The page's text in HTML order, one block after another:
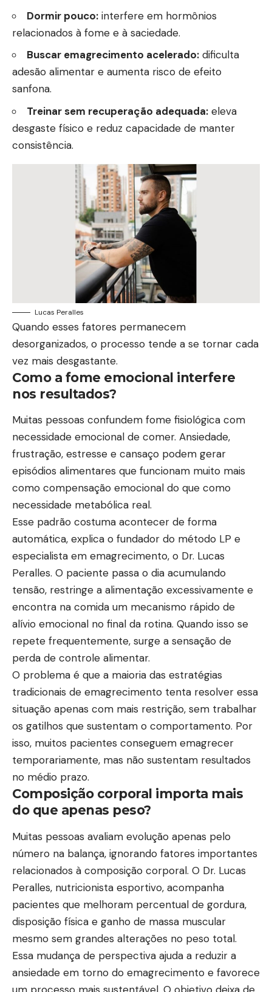
Dormir pouco: interfere em hormônios
relacionados à fome e à saciedade.
Buscar emagrecimento acelerado: dificulta
adesão alimentar e aumenta risco de efeito
sanfona.
Treinar sem recuperação adequada: eleva
desgaste físico e reduz capacidade de manter
consistência.
Lucas Peralles
Quando esses fatores permanecem
desorganizados, o processo tende a se tornar cada
vez mais desgastante.
Como a fome emocional interfere
nos resultados?
Muitas pessoas confundem fome fisiológica com
necessidade emocional de comer. Ansiedade,
frustração, estresse e cansaço podem gerar
episódios alimentares que funcionam muito mais
como compensação emocional do que como
necessidade metabólica real.
Esse padrão costuma acontecer de forma
automática, explica o fundador do método LP e
especialista em emagrecimento, o Dr. Lucas
Peralles. O paciente passa o dia acumulando
tensão, restringe a alimentação excessivamente e
encontra na comida um mecanismo rápido de
alívio emocional no final da rotina. Quando isso se
repete frequentemente, surge a sensação de
perda de controle alimentar.
O problema é que a maioria das estratégias
tradicionais de emagrecimento tenta resolver essa
situação apenas com mais restrição, sem trabalhar
os gatilhos que sustentam o comportamento. Por
isso, muitos pacientes conseguem emagrecer
temporariamente, mas não sustentam resultados
no médio prazo.
Composição corporal importa mais
do que apenas peso?
Muitas pessoas avaliam evolução apenas pelo
número na balança, ignorando fatores importantes
relacionados à composição corporal. O Dr. Lucas
Peralles, nutricionista esportivo, acompanha
pacientes que melhoram percentual de gordura,
disposição física e ganho de massa muscular
mesmo sem grandes alterações no peso total.
Essa mudança de perspectiva ajuda a reduzir a
ansiedade em torno do emagrecimento e favorece